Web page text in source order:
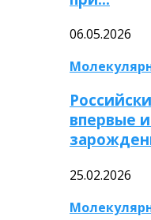
06.05.2026
впервые
25.02.2026